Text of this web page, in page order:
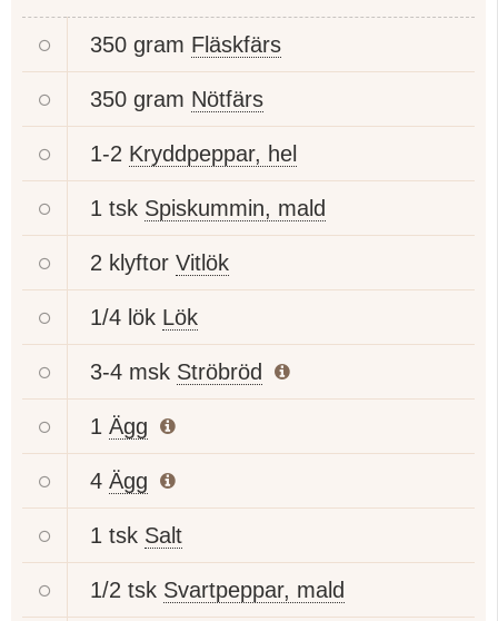
350 gram Fläskfärs
350 gram Nötfärs
1-2 Kryddpeppar, hel
1 tsk Spiskummin, mald
2 klyftor Vitlök
1/4 lök Lök
3-4 msk Ströbröd
1 Ägg
4 Ägg
1 tsk Salt
1/2 tsk Svartpeppar, mald